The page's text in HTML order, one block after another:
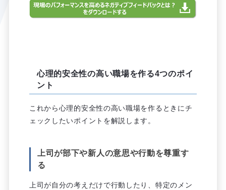
心理的安全性の高い職場を作る4つのポイ
ント
これから心理的安全性の高い職場を作るときにチ
ェックしたいポイントを解説します。
上司が部下や新人の意思や行動を尊重す
る
上司が自分の考えだけで行動したり、特定のメン